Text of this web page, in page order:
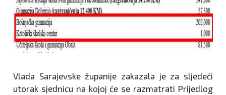
Vlada Sarajevske županije zakazala je za sljedeći
utorak sjednicu na kojoj će se razmatrati Prijedlog